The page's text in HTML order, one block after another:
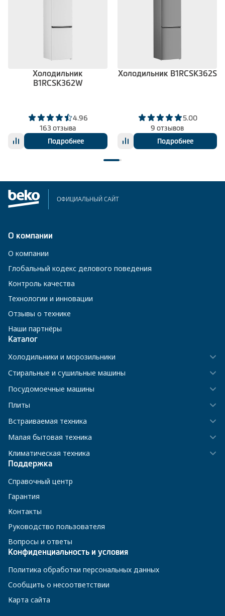
Холодильник
B1RCSK362W
4.96
163 отзыва
Подробнее
Холодильник B1RCSK362S
5.00
9 отзывов
Подробнее
ОФИЦИАЛЬНЫЙ САЙТ
О компании
О компании
Глобальный кодекс делового поведения
Контроль качества
Технологии и инновации
Отзывы о технике
Наши партнёры
Каталог
Холодильники и морозильники
Стиральные и сушильные машины
Посудомоечные машины
Плиты
Встраиваемая техника
Малая бытовая техника
Климатическая техника
Поддержка
Справочный центр
Гарантия
Контакты
Руководство пользователя
Вопросы и ответы
Конфиденциальность и условия
Политика обработки персональных данных
Сообщить о несоответствии
Карта сайта